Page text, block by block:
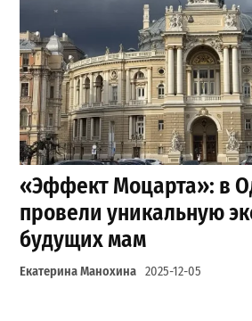
«Эффект Моцарта»: в
провели уникальную
будущих мам
Екатерина Манохина 2025-12-05